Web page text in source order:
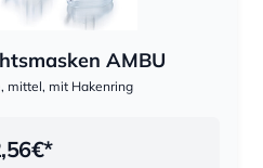
AMBU
mittel, mit Hakenring
€*